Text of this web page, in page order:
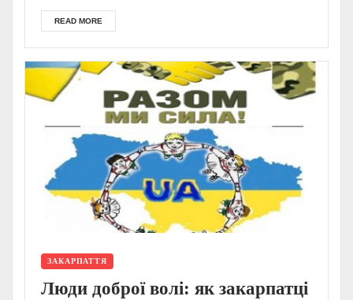
READ MORE
ЗАКАРПАТТЯ
Люди доброї волі: як закарпатці